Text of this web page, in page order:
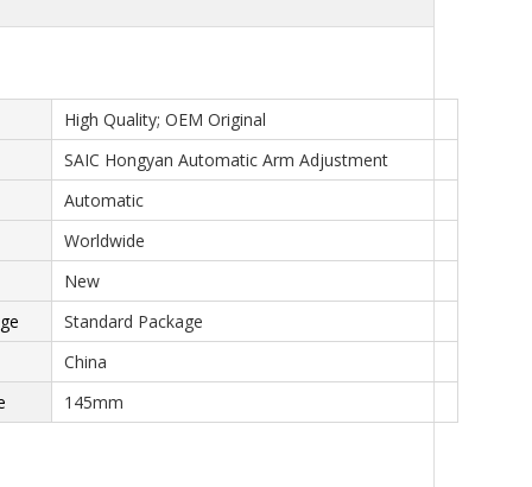
High Quality; OEM Original
SAIC Hongyan Automatic Arm Adjustment
Automatic
Worldwide
New
Standard Package
China
145mm